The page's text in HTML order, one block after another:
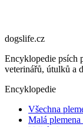
dogslife.cz
Encyklopedie psích
veterinářů, útulků a
Encyklopedie
Všechna
Malá